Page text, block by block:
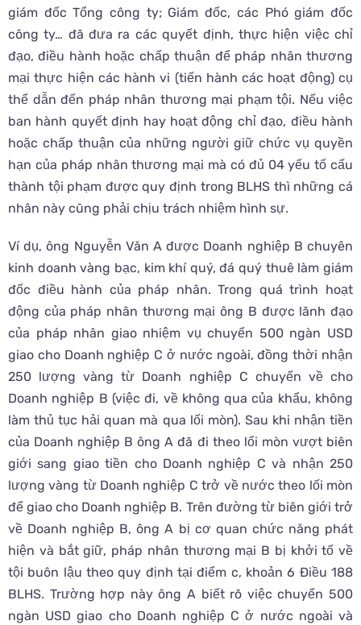
giám đốc Tổng công ty; Giám đốc, các Phó giám đốc
công ty… đã đưa ra các quyết định, thực hiện việc chỉ
đạo, điều hành hoặc chấp thuận để pháp nhân thương
mại thực hiện các hành vi (tiến hành các hoạt động) cụ
thể dẫn đến pháp nhân thương mại phạm tội. Nếu việc
ban hành quyết định hay hoạt động chỉ đạo, điều hành
hoặc chấp thuận của những người giữ chức vụ quyền
hạn của pháp nhân thương mại mà có đủ 04 yếu tố cấu
thành tội phạm được quy định trong BLHS thì những cá
nhân này cũng phải chịu trách nhiệm hình sự.
Ví dụ, ông Nguyễn Văn A được Doanh nghiệp B chuyên
kinh doanh vàng bạc, kim khí quý, đá quý thuê làm giám
đốc điều hành của pháp nhân. Trong quá trình hoạt
động của pháp nhân thương mại ông B được lãnh đạo
của pháp nhân giao nhiệm vụ chuyển 500 ngàn USD
giao cho Doanh nghiệp C ở nước ngoài, đồng thời nhận
250 lượng vàng từ Doanh nghiệp C chuyển về cho
Doanh nghiệp B (việc đi, về không qua của khẩu, không
làm thủ tục hải quan mà qua lối mòn). Sau khi nhận tiền
của Doanh nghiệp B ông A đã đi theo lối mòn vượt biên
giới sang giao tiền cho Doanh nghiệp C và nhận 250
lượng vàng từ Doanh nghiệp C trở về nước theo lối mòn
để giao cho Doanh nghiệp B. Trên đường từ biên giới trở
về Doanh nghiệp B, ông A bị cơ quan chức năng phát
hiện và bắt giữ, pháp nhân thương mại B bị khởi tố về
tội buôn lậu theo quy định tại điểm c, khoản 6 Điều 188
BLHS. Trường hợp này ông A biết rõ việc chuyển 500
ngàn USD giao cho Doanh nghiệp C ở nước ngoài và